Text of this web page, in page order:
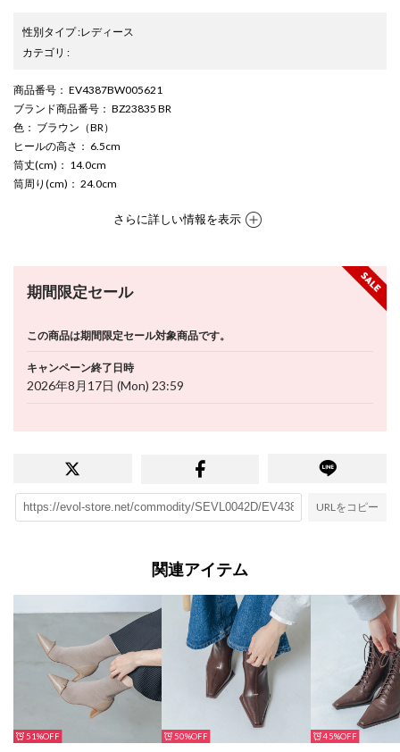
性別タイプ:レディース
カテゴリ :
商品番号 ： EV4387BW005621
ブランド商品番号 ： BZ23835 BR
色 ： ブラウン（BR）
ヒールの高さ ： 6.5cm
筒丈(cm) ： 14.0cm
筒周り(cm) ： 24.0cm
さらに詳しい情報を表示
期間限定セール
この商品は期間限定セール対象商品です。
キャンペーン終了日時
2026年8月17日 (Mon) 23:59
URLをコピー
関連アイテム
51% 50% 45%